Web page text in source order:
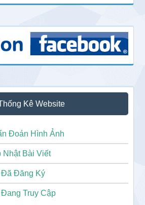
Kê Website
Đoán Hình Ảnh
Nhật Bài Viết
Đã Đăng Ký
Truy Cập